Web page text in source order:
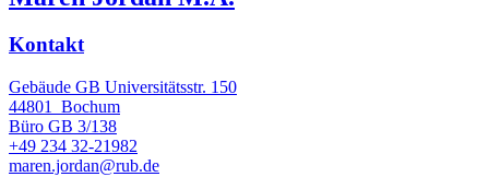
Kontakt
Gebäude GB Universitätsstr. 150
44801
Bochum
Büro GB 3/138
+49 234 32-21982
maren.jordan@rub.de